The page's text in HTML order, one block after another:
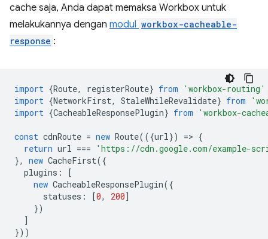
cache saja, Anda dapat memaksa Workbox untuk
melakukannya dengan modul workbox-cacheable-
response :
import {Route, registerRoute} from 'workbox-routing'
import {NetworkFirst, StaleWhileRevalidate} from
import {CacheableResponsePlugin} from 'workbox-
const cdnRoute = new Route(({url}) => {
return url ===
'https://cdn.google.com/example-
},
new CacheFirst({
plugins :
[
new CacheableResponsePlugin({
statuses : [0, 200]
})
]
}))